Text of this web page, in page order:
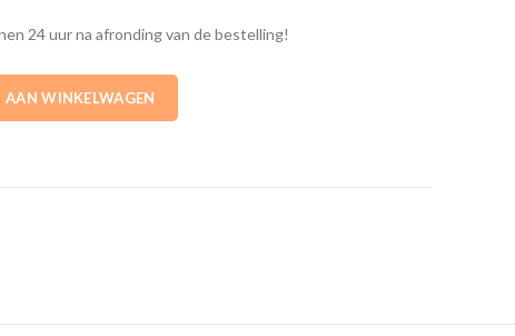
24 uur na afronding van de bestelling!
+ Software voor RBE Alpha Innotec aantal
AAN WINKELWAGEN